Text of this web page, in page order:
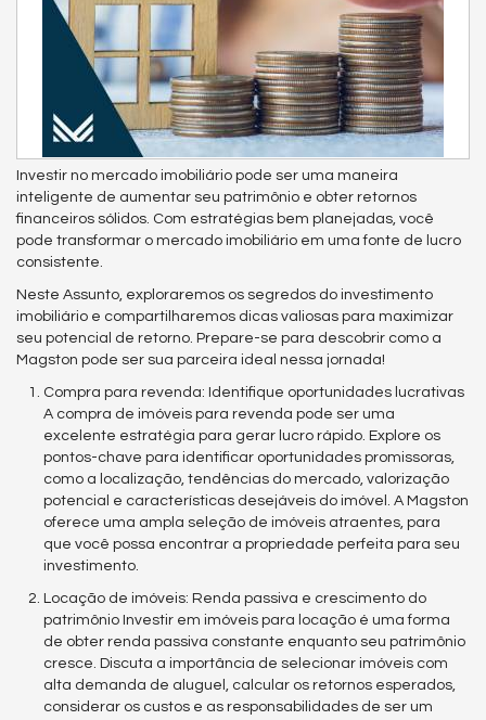
Investir no mercado imobiliário pode ser uma maneira
inteligente de aumentar seu patrimônio e obter retornos
financeiros sólidos. Com estratégias bem planejadas, você
pode transformar o mercado imobiliário em uma fonte de lucro
consistente.
Neste Assunto, exploraremos os segredos do investimento
imobiliário e compartilharemos dicas valiosas para maximizar
seu potencial de retorno. Prepare-se para descobrir como a
Magston pode ser sua parceira ideal nessa jornada!
Compra para revenda: Identifique oportunidades lucrativas
A compra de imóveis para revenda pode ser uma
excelente estratégia para gerar lucro rápido. Explore os
pontos-chave para identificar oportunidades promissoras,
como a localização, tendências do mercado, valorização
potencial e características desejáveis do imóvel. A Magston
oferece uma ampla seleção de imóveis atraentes, para
que você possa encontrar a propriedade perfeita para seu
investimento.
Locação de imóveis: Renda passiva e crescimento do
patrimônio Investir em imóveis para locação é uma forma
de obter renda passiva constante enquanto seu patrimônio
cresce. Discuta a importância de selecionar imóveis com
alta demanda de aluguel, calcular os retornos esperados,
considerar os custos e as responsabilidades de ser um